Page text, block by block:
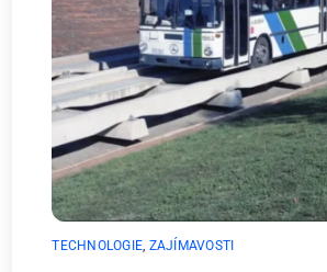
TECHNOLOGIE ZAJÍMAVOSTI